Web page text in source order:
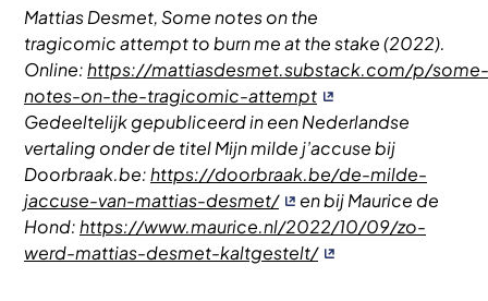
Mattias Desmet, Some notes on the
tragicomic attempt to burn me at the stake (2022).
Online:https://mattiasdesmet.substack.com/p/some-
notes-on-the-tragicomic-attempt
Gedeeltelijk gepubliceerd in een Nederlandse
vertaling onder de titel Mijn milde j’accuse bij
Doorbraak.be:https://doorbraak.be/de-milde-
jaccuse-van-mattias-desmet/
en bij Maurice de
Hond:https://www.maurice.nl/2022/10/09/zo-
werd-mattias-desmet-kaltgestelt/